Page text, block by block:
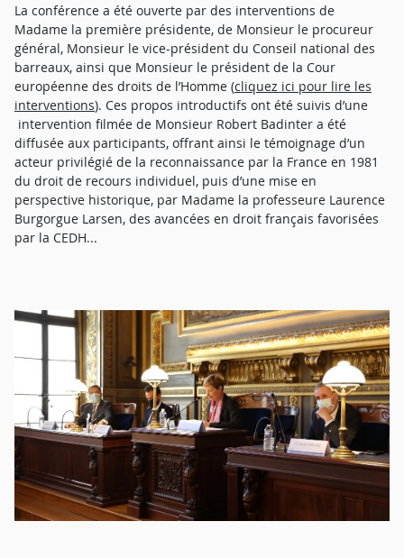
La conférence a été ouverte par des interventions de
Madame la première présidente, de Monsieur le procureur
général, Monsieur le vice-président du Conseil national des
barreaux, ainsi que Monsieur le président de la Cour
européenne des droits de l’Homme (cliquez ici pour lire les
interventions). Ces propos introductifs ont été suivis d’une
intervention filmée de Monsieur Robert Badinter a été
diffusée aux participants, offrant ainsi le témoignage d’un
acteur privilégié de la reconnaissance par la France en 1981
du droit de recours individuel, puis d’une mise en
perspective historique, par Madame la professeure Laurence
Burgorgue Larsen, des avancées en droit français favorisées
par la CEDH...